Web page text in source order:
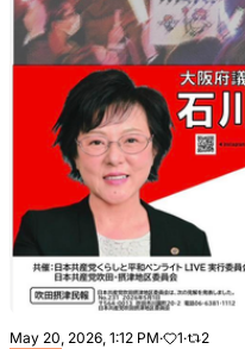
May 20, 2026, 1:12 PM· 1· 2